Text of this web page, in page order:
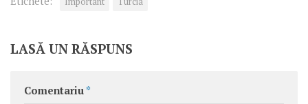
LASĂ UN RĂSPUNS
Comentariu *